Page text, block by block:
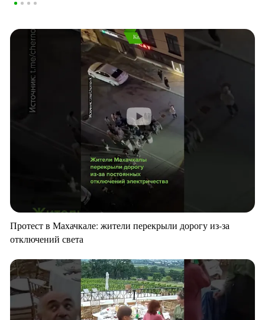
Протест в Махачкале: жители перекрыли дорогу из-за
отключений света